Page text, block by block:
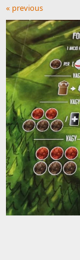
« previous